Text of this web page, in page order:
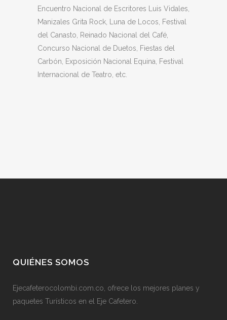
Encuentro Nacional de Escritores Luis Vidales,
Manizales Grita Rock, Luna de Locos, Festival
del Canasto, Reinado Nacional del Café,
Concurso Nacional de Duetos, Fiestas del
Carbón, Exposición Nacional Equina, Festival
Internacional de Teatro, etc.
QUIÉNES SOMOS
Ejecafeterocolombi.com.co, ofrece los mejores planes y
paquetes Turísticos en el Eje Cafetero.